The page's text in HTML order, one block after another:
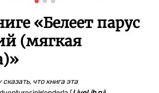
«Белеет парус
(мягкая
»
что книга эта